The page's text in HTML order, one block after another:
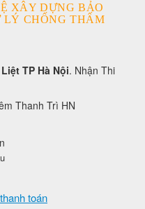
XÂY DỰNG BẢO
CHỐNG THẤM
TP Hà Nội. Nhận Thi
Thanh Trì HN
toán